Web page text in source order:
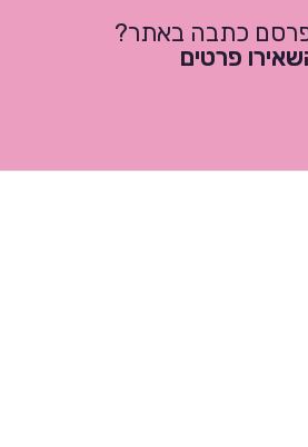
כתבה באתר?
פרטים